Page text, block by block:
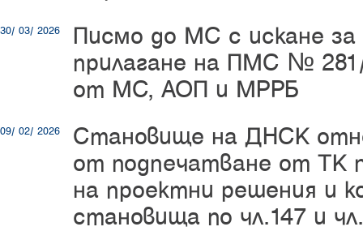
30/ 03/ 2026
Писмо до МС с искане за
прилагане на ПМС №
от МС, АОП и МРРБ
09/ 02/ 2026
Становище на ДНСК
от подпечатване от ТК
на проектни решения и
становища по чл.147 и